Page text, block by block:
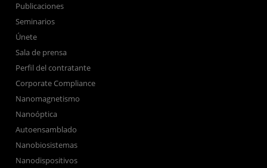
Publicaciones
Seminarios
Únete
Sala de prensa
Perfil del contratante
Corporate Compliance
Nanomagnetismo
Nanoóptica
Autoensamblado
Nanobiosistemas
Nanodispositivos